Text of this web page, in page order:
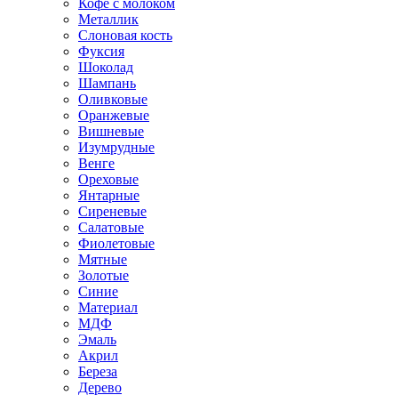
Кофе с молоком
Металлик
Слоновая кость
Фуксия
Шоколад
Шампань
Оливковые
Оранжевые
Вишневые
Изумрудные
Венге
Ореховые
Янтарные
Сиреневые
Салатовые
Фиолетовые
Мятные
Золотые
Синие
Материал
МДФ
Эмаль
Акрил
Береза
Дерево